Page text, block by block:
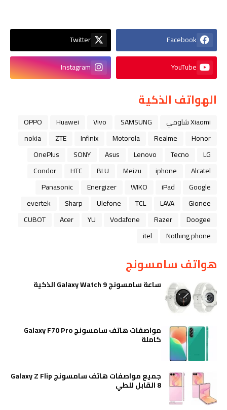
Facebook
Twitter
YouTube
Instagram
الهواتف الذكية
Xiaomi شاومي SAMSUNG
Vivo
Huawei
OPPO
Honor
Realme
Motorola
Infinix
ZTE
nokia
LG
Tecno
Lenovo
Asus
SONY
OnePlus
Alcatel
iphone
Meizu
BLU
HTC
Condor
Google
iPad
WIKO
Energizer
Panasonic
Gionee
LAVA
TCL
Ulefone
Sharp
evertek
Doogee
Razer
Vodafone
YU
Acer
CUBOT
Nothing phone
itel
هواتف سامسونج
ساعة سامسونج Galaxy Watch 9 الذكية
مواصفات هاتف سامسونج Galaxy F70 Pro
كاملة
جميع مواصفات هاتف سامسونج Galaxy Z Flip
8 القابل للطي